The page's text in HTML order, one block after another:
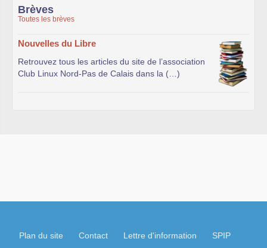
Brèves
Toutes les brèves
Nouvelles du Libre
Retrouvez tous les articles du site de l’association
Club Linux Nord-Pas de Calais dans la (…)
Plan du site Contact Lettre d'information SPIP